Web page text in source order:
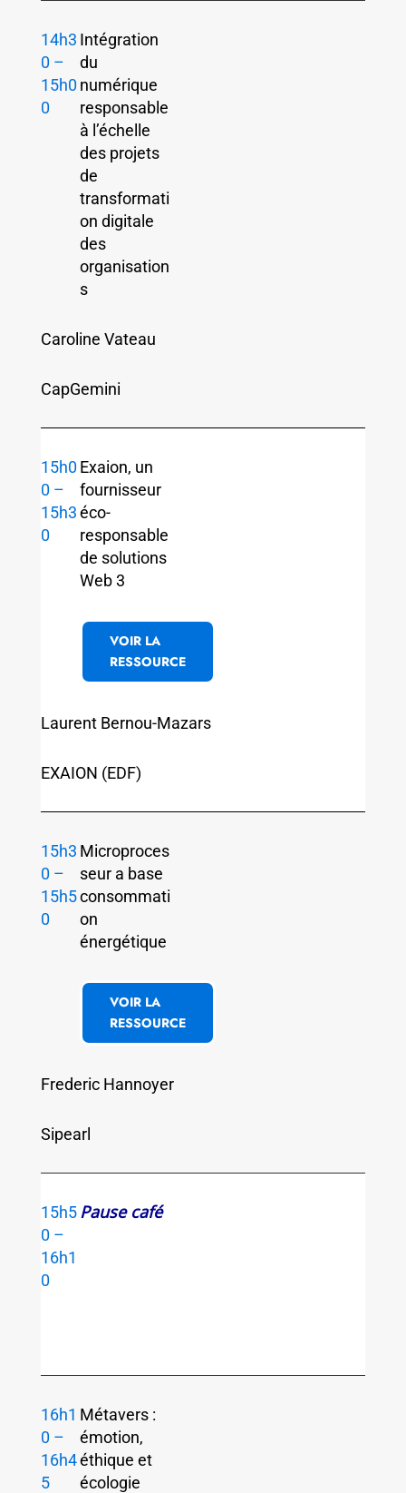
14h3
0 –
15h0
0
Intégration
du
numérique
responsable
à l’échelle
des projets
de
transformati
on digitale
des
organisation
s
Caroline Vateau
CapGemini
15h0
0 –
15h3
0
Exaion, un
fournisseur
éco-
responsable
de solutions
Web 3
VOIR LA
RESSOURCE
Laurent Bernou-Mazars
EXAION (EDF)
15h3
0 –
15h5
0
Microproces
seur a base
consommati
on
énergétique
VOIR LA
RESSOURCE
Frederic Hannoyer
Sipearl
15h5
0 –
16h1
0
Pause café
16h1
0 –
16h4
5
Métavers :
émotion,
éthique et
écologie